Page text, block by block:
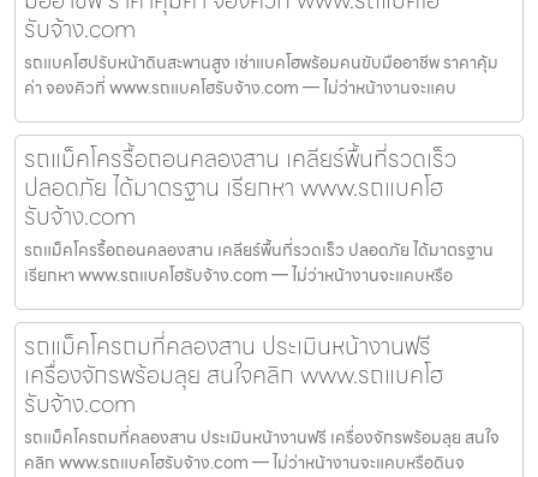
รับจ้าง.com
รถแบคโฮปรับหน้าดินสะพานสูง เช่าแบคโฮพร้อมคนขับมืออาชีพ ราคาคุ้ม
ค่า จองคิวที่ www.รถแบคโฮรับจ้าง.com — ไม่ว่าหน้างานจะแคบ
รถแม็คโครรื้อถอนคลองสาน เคลียร์พื้นที่รวดเร็ว
ปลอดภัย ได้มาตรฐาน เรียกหา www.รถแบคโฮ
รับจ้าง.com
รถแม็คโครรื้อถอนคลองสาน เคลียร์พื้นที่รวดเร็ว ปลอดภัย ได้มาตรฐาน
เรียกหา www.รถแบคโฮรับจ้าง.com — ไม่ว่าหน้างานจะแคบหรือ
รถแม็คโครถมที่คลองสาน ประเมินหน้างานฟรี
เครื่องจักรพร้อมลุย สนใจคลิก www.รถแบคโฮ
รับจ้าง.com
รถแม็คโครถมที่คลองสาน ประเมินหน้างานฟรี เครื่องจักรพร้อมลุย สนใจ
คลิก www.รถแบคโฮรับจ้าง.com — ไม่ว่าหน้างานจะแคบหรือดินจ